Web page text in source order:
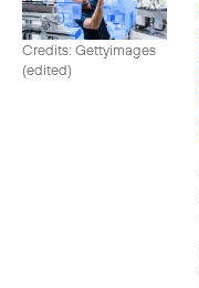
Credits: Gettyimages
(edited)